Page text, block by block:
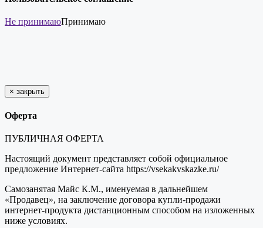
Не принимаюПринимаю
× закрыть
Оферта
ПУБЛИЧНАЯ ОФЕРТА
Настоящий документ представляет собой официальное
предложение Интернет-сайта https://vsekakvskazke.ru/
Самозанятая Майс К.М., именуемая в дальнейшем
«Продавец», на заключение договора купли-продажи
интернет-продукта дистанционным способом на изложенных
ниже условиях.